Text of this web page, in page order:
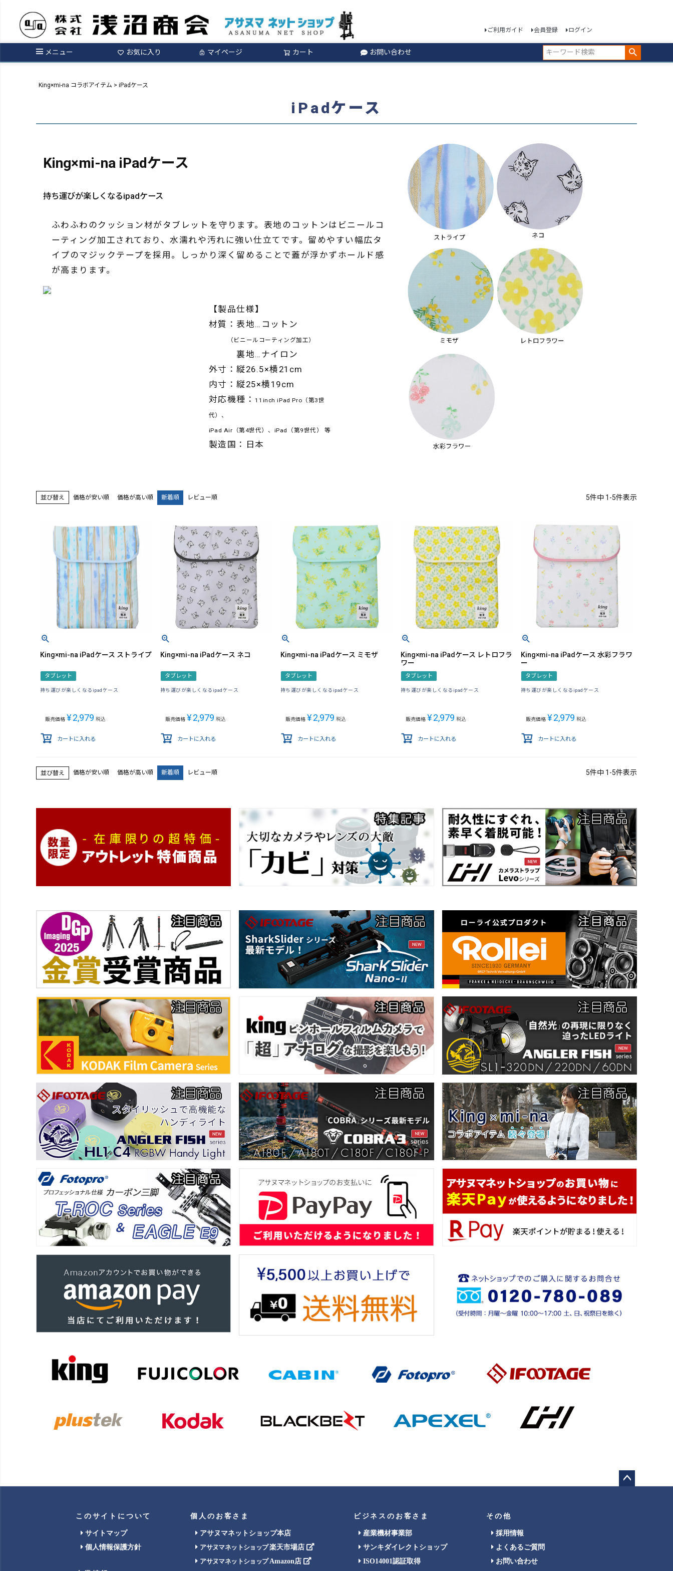
ご利用ガイド 会員登録 ログイン
メニュー お気に入り マイページ カート お問い合わせ
検索
King×mi-na コラボアイテム iPadケース
iPadケース
King×mi-na iPadケース
持ち運びが楽しくなるipadケース
ふわふわのクッション材がタブレットを守ります。表地のコットンはビニールコ
ーティング加工されており、水濡れや汚れに強い仕立てです。留めやすい幅広タ
イプのマジックテープを採用。しっかり深く留めることで蓋が浮かずホールド感
が高まります。
【製品仕様】
材質：表地…コットン
（ビニールコーティング加工）
裏地…ナイロン
外寸：縦26.5×横21cm
内寸：縦25×横19cm
対応機種：11inch iPad Pro（第3世
代）、
iPad Air（第4世代）、iPad（第9世代） 等
製造国：日本
並び替え 価格が安い順 価格が高い順 新着順 レビュー順 5件中 1 -5件表示
King×mi-na iPadケース ストライプ
タブレット
持ち運びが楽しくなるipadケース
販売価格 ¥2,979 税込
カートに入れる
King×mi-na iPadケース ネコ
タブレット
持ち運びが楽しくなるipadケース
販売価格 ¥2,979 税込
カートに入れる
King×mi-na iPadケース ミモザ
タブレット
持ち運びが楽しくなるipadケース
販売価格 ¥2,979 税込
カートに入れる
King×mi-na iPadケース レトロフラ
ワー
タブレット
持ち運びが楽しくなるipadケース
販売価格 ¥2,979 税込
カートに入れる
King×mi-na iPadケース 水彩フラワ
ー
タブレット
持ち運びが楽しくなるipadケース
販売価格 ¥2,979 税込
カートに入れる
並び替え 価格が安い順 価格が高い順 新着順 レビュー順 5件中 1 -5件表示
このサイトについて
サイトマップ
個人情報保護方針
個人のお客さま
アサヌマネットショップ本店
アサヌマネットショップ楽天市場店
アサヌマネットショップAmazon店
ビジネスのお客さま
産業機材事業部
サンキダイレクトショップ
ISO14001認証取得
その他
採用情報
よくあるご質問
お問い合わせ